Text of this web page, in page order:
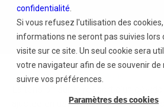
confidentialité
Si vous refusez l'utilisation des
informations ne seront pas suivies lors
visite sur ce site. Un seul cookie sera
votre navigateur afin de se souvenir de
suivre vos préférences.
Paramètres des cookies
21 juin 2023 | Hugo Gagné
La tension sur le ressort d’un
ajustée en usine, mais avec le